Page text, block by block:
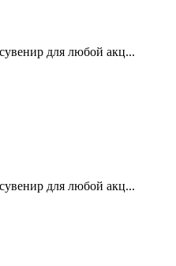
для любой акц...
для любой акц...